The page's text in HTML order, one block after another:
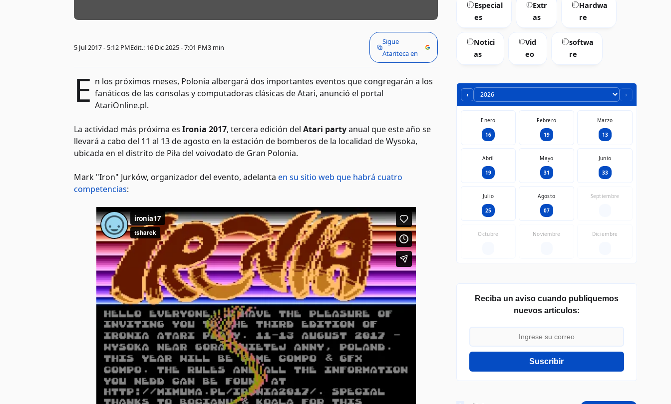
5 Jul 2017 - 5:12 PMEdit.: 16 Dic 2025 - 7:01 PM3 min
Sigue
Atariteca en
E n los próximos meses, Polonia albergará dos importantes eventos que congregarán a los
fanáticos de las consolas y computadoras clásicas de Atari, anunció el portal
AtariOnline.pl.
La actividad más próxima es Ironia 2017, tercera edición del Atari partyanual que este año se
llevará a cabo del 11 al 13 de agosto en la estación de bomberos de la localidad de Wysoka,
ubicada en el distrito de Piła del voivodato de Gran Polonia.
Mark "Iron" Jurków, organizador del evento, adelanta en su sitio web que habrá cuatro
competencias:
Especial
es
Extr
as
Hardwa
re
Notici
as
Vid
eo
softwa
re
‹ ›
Enero
16
Febrero
19
Marzo
13
Abril
19
Mayo
31
Junio
33
Julio
25
Agosto
07
Septiembre
Octubre Noviembre Diciembre
Reciba un aviso cuando publiquemos
nuevos artículos:
Suscribir